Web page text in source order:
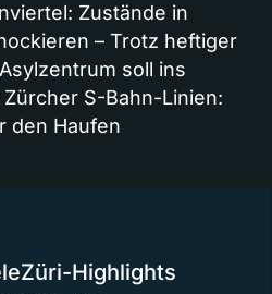
Zustände in
– Trotz heftiger
soll ins
S-Bahn-Linien:
den Haufen
Highlights